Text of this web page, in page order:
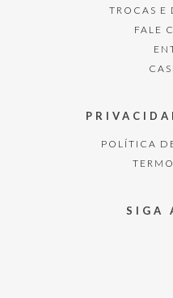
TROCAS E
FALE
POLÍTICA
SIGA